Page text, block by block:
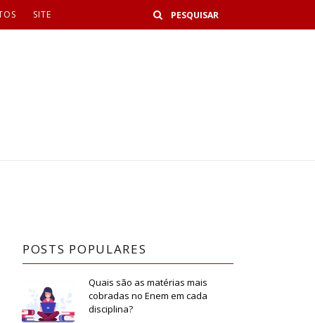
SITE Buscar
POSTS POPULARES
Quais são as matérias mais
cobradas no Enem em cada
disciplina?